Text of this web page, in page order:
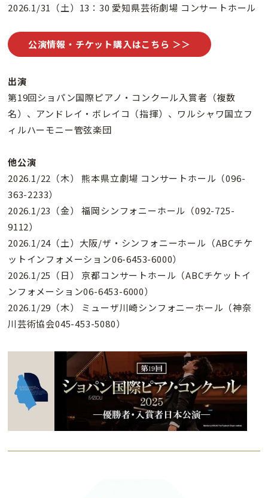
2026.1/31（土）13：30 愛知県芸術劇場 コンサートホール
公演情報・チケット購入はこちら ＞＞
出演
第19回ショパン国際ピアノ・コンクール入賞者（複数
名）、アンドレイ・ボレイコ（指揮）、ワルシャワ国立フ
ィルハーモニー管弦楽団
他公演
2026.1/22（木） 熊本県立劇場 コンサートホール（096-
363-2233）
2026.1/23（金） 福岡シンフォニーホール（092-725-
9112）
2026.1/24（土）大阪/ザ・シンフォニーホール（ABCチケ
ットインフォメーション06-6453-6000）
2026.1/25（日） 京都コンサートホール（ABCチケットイ
ンフォメーション06-6453-6000）
2026.1/29（木） ミューザ川崎シンフォニーホール（神奈
川芸術協会045-453-5080）